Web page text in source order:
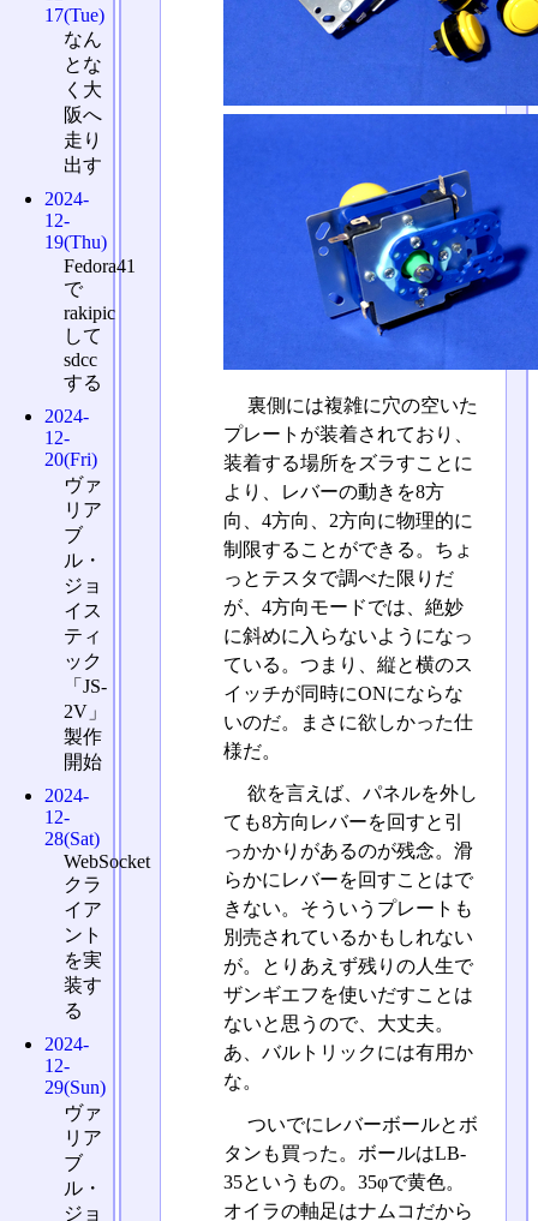
裏側には複雑に穴の空いた
プレートが装着されており、
装着する場所をズラすことに
より、レバーの動きを8方
向、4方向、2方向に物理的に
制限することができる。ちょ
っとテスタで調べた限りだ
が、4方向モードでは、絶妙
に斜めに入らないようになっ
ている。つまり、縦と横のス
イッチが同時にONにならな
いのだ。まさに欲しかった仕
様だ。
欲を言えば、パネルを外し
ても8方向レバーを回すと引
っかかりがあるのが残念。滑
らかにレバーを回すことはで
きない。そういうプレートも
別売されているかもしれない
が。とりあえず残りの人生で
ザンギエフを使いだすことは
ないと思うので、大丈夫。
あ、バルトリックには有用か
な。
ついでにレバーボールとボ
タンも買った。ボールはLB-
35というもの。35φで黄色。
オイラの軸足はナムコだから
17(Tue)
なん
とな
く大
阪へ
走り
出す
2024-
12-
19(Thu)
Fedora41
で
rakipic
して
sdcc
する
2024-
12-
20(Fri)
ヴァ
リア
ブ
ル・
ジョ
イス
ティ
ック
「JS-
2V」
製作
開始
2024-
12-
28(Sat)
WebSocket
クラ
イア
ント
を実
装す
る
2024-
12-
29(Sun)
ヴァ
リア
ブ
ル・
ジョ